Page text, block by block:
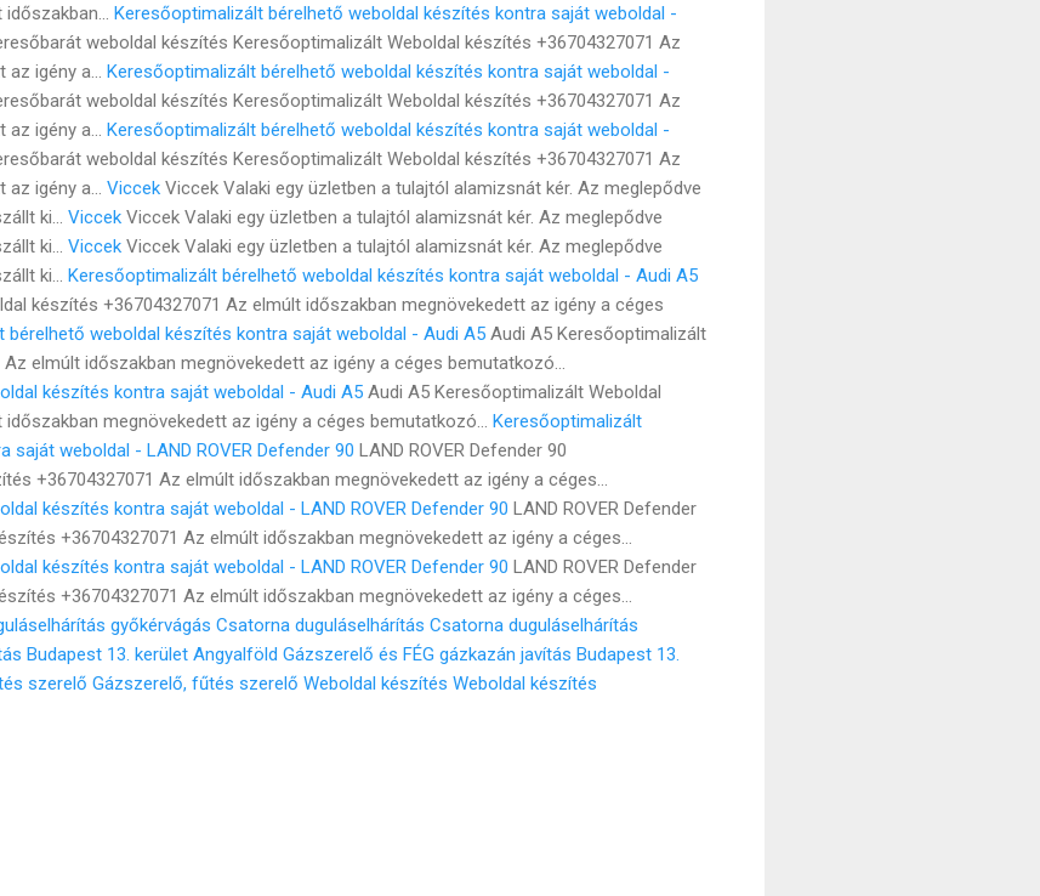
Keresőoptimalizált bérelhető weboldal készítés kontra saját weboldal -
weboldal készítés Keresőoptimalizált Weboldal készítés +36704327071 Az
igény a... Keresőoptimalizált bérelhető weboldal készítés kontra saját weboldal -
weboldal készítés Keresőoptimalizált Weboldal készítés +36704327071 Az
igény a... Keresőoptimalizált bérelhető weboldal készítés kontra saját weboldal -
weboldal készítés Keresőoptimalizált Weboldal készítés +36704327071 Az
igény a... Viccek Viccek Valaki egy üzletben a tulajtól alamizsnát kér. Az meglepődve
ki... Viccek Viccek Valaki egy üzletben a tulajtól alamizsnát kér. Az meglepődve
ki... Viccek Viccek Valaki egy üzletben a tulajtól alamizsnát kér. Az meglepődve
ki... Keresőoptimalizált bérelhető weboldal készítés kontra saját weboldal - Audi A5
készítés +36704327071 Az elmúlt időszakban megnövekedett az igény a céges
bérelhető weboldal készítés kontra saját weboldal - Audi A5 Audi A5 Keresőoptimalizált
elmúlt időszakban megnövekedett az igény a céges bemutatkozó...
készítés kontra saját weboldal - Audi A5 Audi A5 Keresőoptimalizált Weboldal
megnövekedett az igény a céges bemutatkozó... Keresőoptimalizált
weboldal - LAND ROVER Defender 90 LAND ROVER Defender 90
+36704327071 Az elmúlt időszakban megnövekedett az igény a céges...
készítés kontra saját weboldal - LAND ROVER Defender 90 LAND ROVER Defender
+36704327071 Az elmúlt időszakban megnövekedett az igény a céges...
készítés kontra saját weboldal - LAND ROVER Defender 90 LAND ROVER Defender
+36704327071 Az elmúlt időszakban megnövekedett az igény a céges...
győkérvágás Csatorna duguláselhárítás Csatorna duguláselhárítás
Budapest 13. kerület Angyalföld Gázszerelő és FÉG gázkazán javítás Budapest 13.
szerelő Gázszerelő, fűtés szerelő Weboldal készítés Weboldal készítés